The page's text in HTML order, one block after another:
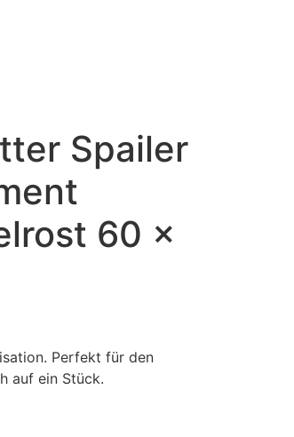
Spailer
60 x
Perfekt für den
auf ein Stück.